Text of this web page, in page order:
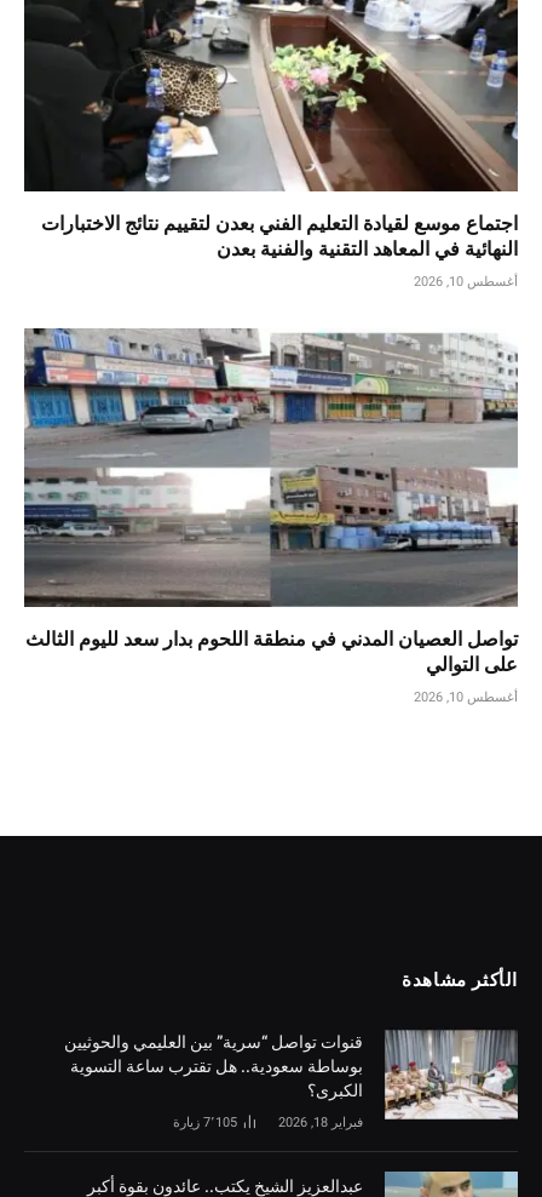
اجتماع موسع لقيادة التعليم الفني بعدن لتقييم نتائج الاختبارات
النهائية في المعاهد التقنية والفنية بعدن
أغسطس 10, 2026
تواصل العصيان المدني في منطقة اللحوم بدار سعد لليوم الثالث
على التوالي
أغسطس 10, 2026
الأكثر مشاهدة
قنوات تواصل “سرية” بين العليمي والحوثيين
بوساطة سعودية.. هل تقترب ساعة التسوية
الكبرى؟
فبراير 18, 2026 7٬105 زيارة
‏عبدالعزيز الشيخ يكتب.. عائدون بقوة أكبر